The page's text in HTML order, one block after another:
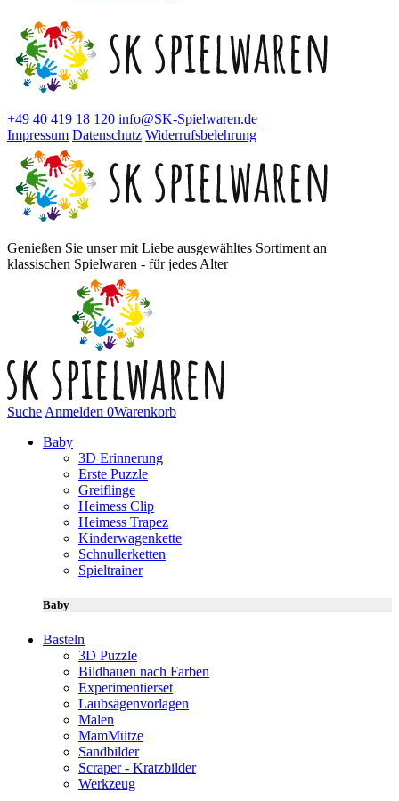
+49 40 419 18 120 info@SK-Spielwaren.de
Impressum Datenschutz Widerrufsbelehrung
Genießen Sie unser mit Liebe ausgewähltes Sortiment an
klassischen Spielwaren - für jedes Alter
Suche Anmelden 0Warenkorb
Baby
3D Erinnerung
Erste Puzzle
Greiflinge
Heimess Clip
Heimess Trapez
Kinderwagenkette
Schnullerketten
Spieltrainer
Baby
Basteln
3D Puzzle
Bildhauen nach Farben
Experimentierset
Laubsägenvorlagen
Malen
MamMütze
Sandbilder
Scraper - Kratzbilder
Werkzeug